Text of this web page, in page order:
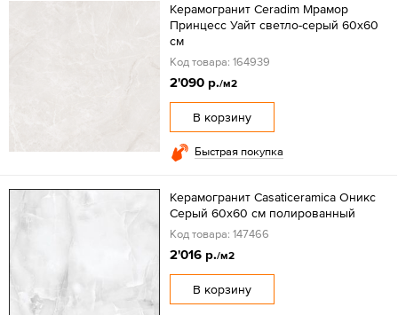
Керамогранит Ceradim Мрамор
Принцесс Уайт светло-серый 60x60
см
Код товара: 164939
2'090 р./м2
В корзину
Быстрая покупка
Керамогранит Casaticeramica Оникс
Серый 60х60 см полированный
Код товара: 147466
2'016 р./м2
В корзину